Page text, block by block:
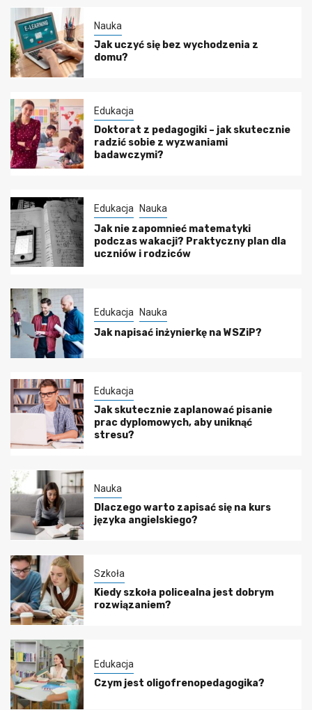
Nauka
Jak uczyć się bez wychodzenia z
domu?
Edukacja
Doktorat z pedagogiki – jak skutecznie
radzić sobie z wyzwaniami
badawczymi?
Edukacja Nauka
Jak nie zapomnieć matematyki
podczas wakacji? Praktyczny plan dla
uczniów i rodziców
Edukacja Nauka
Jak napisać inżynierkę na WSZiP?
Edukacja
Jak skutecznie zaplanować pisanie
prac dyplomowych, aby uniknąć
stresu?
Nauka
Dlaczego warto zapisać się na kurs
języka angielskiego?
Szkoła
Kiedy szkoła policealna jest dobrym
rozwiązaniem?
Edukacja
Czym jest oligofrenopedagogika?